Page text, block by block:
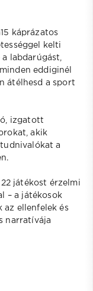
káprázatos
kelti
labdarúgást,
eddiginél
átélhesd a sport
izgatott
akik
a
játékost érzelmi
– a játékosok
az ellenfelek és
narratívája